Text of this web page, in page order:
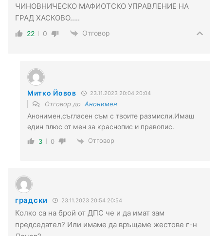
ЧИНОВНИЧЕСКО МАФИОТСКО УПРАВЛЕНИЕ НА
ГРАД ХАСКОВО…..
22 0 Отговор
Митко Йовов 23.11.2023 20:04 20:04
Отговор до Анонимен
Анонимен,съгласен съм с твоите размисли.Имаш
един плюс от мен за краснопис и правопис.
3 0 Отговор
градски 23.11.2023 20:54 20:54
Колко са на брой от ДПС че и да имат зам
председател? Или имаме да връщаме жестове г-н